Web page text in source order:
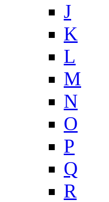
J
K
L
M
N
O
P
Q
R